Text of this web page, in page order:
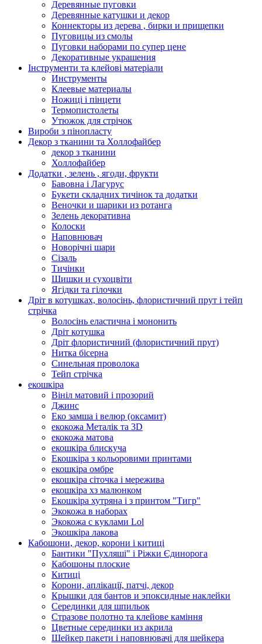
Деревянные пуговки
Деревянные катушки и декор
Коннекторы из дерева , бирки и прищепки
Пуговицы из смолы
Пуговки наборами по супер цене
Декоративные украшения
Інструменти та клейові матеріали
Инструменты
Клеевые материалы
Ножиці і пінцети
Термопистолеты
Утюжок для стрічок
Вироби з пінопласту
Декор з тканини та Холлофайбер
декор з тканини
Холлофайбер
Додатки , зелень , ягоди, фрукти
Бавовна і Лагурус
Букети складних тичінок та додатки
Веночки и шарики из ротанга
Зелень декоративна
Колоски
Наповнювач
Новорічні шари
Сізаль
Тичінки
Шишки и сухоцвіти
Ягідки та гілочки
Дріт в котушках, волосінь, флористичний прут і тейп
стрічка
Волосінь еластична і мононить
Дріт котушка
Дріт флористичний (флористичний прут)
Нитка бісерна
Синельная проволока
Тейп стрічка
екошкіра
Вініл матовий і прозорий
Джинс
Еко замша і велюр (оксамит)
екокожа Металік та 3D
екокожа матова
екошкіра блискуча
Екошкіра з кольоровими принтами
екошкіра омбре
екошкіра сіточка і мережива
екошкіра хз малюнком
Екошкіра хутряна і з принтом "Тигр"
Экокожа в наборах
Экокожа с куклами Lol
Экошкiра лакова
Кабошони, декор, корони і китиці
Бантики "Пухляші" і Ріжки Єдинорога
Кабошоны плоские
Китиці
Корони, аплікації, патчі, декор
Крышки для бантов и эпоксидные наклейки
Серединки для шпильок
Стразове полотно та клейове каміння
Цветные серединки из акрила
Шейкер пакети і наповнювачі для шейкера